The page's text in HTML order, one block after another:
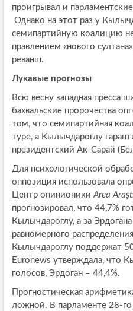
проигрывал и
Однако на этот раз у
семипартийную коалицию
правлением «нового
реванш.
Лукавые прогнозы
Всю весну западная пресса
бахвальские пророчества
том, что семипартийная
туре, а Кылычдароглу
президентский Ак-Сарай
Для психологической
оппозиция использовала
Центр опинионикиArea
прогнозировал, что 44,7%
Кылычдароглу, а за
равномерного
Кылычдароглу поддержат
Euronews утверждала, что
голосов, Эрдоган – 44,4%.
Прогностическая
ложной. В парламенте 28-го